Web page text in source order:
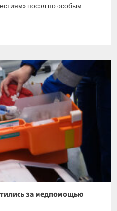
посол по особым
за медпомощью